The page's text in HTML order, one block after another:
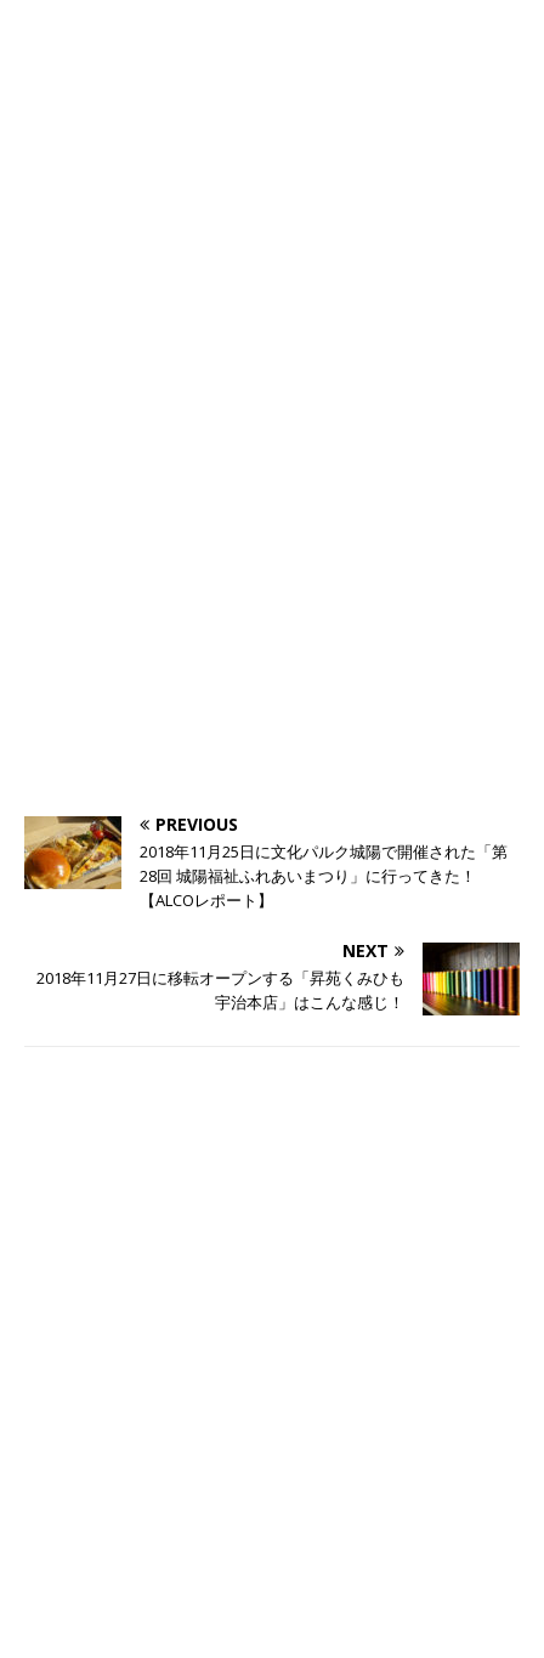
PREVIOUS
2018年11月25日に文化パルク城陽で開催された「第
28回 城陽福祉ふれあいまつり」に行ってきた！
【ALCOレポート】
NEXT
2018年11月27日に移転オープンする「昇苑くみひも
宇治本店」はこんな感じ！